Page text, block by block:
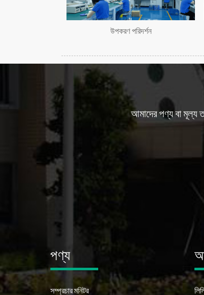
উপকরণ পরিদর্শন
আমাদের পণ্য বা মূল্য
পণ্য
সম্প্রচার মনিটর